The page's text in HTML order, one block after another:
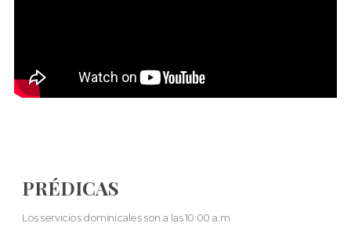
PRÉDICAS
Los servicios dominicales son a las 10:00 a.m.